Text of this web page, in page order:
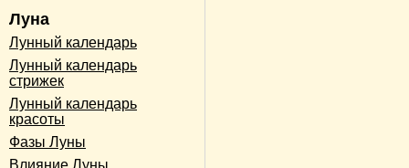
Луна
Лунный календарь
Лунный календарь
стрижек
Лунный календарь
красоты
Фазы Луны
Влияние Луны